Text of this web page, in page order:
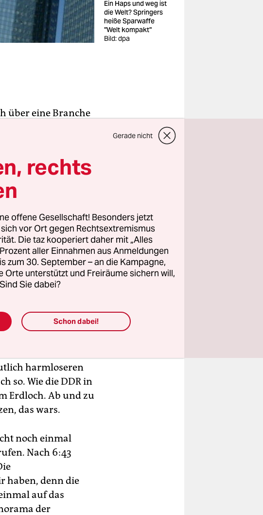
Ein Haps und weg ist
die Welt? Springers
heiße Sparwaffe
"Welt kompakt"
Bild: dpa
über eine Branche
mehr wird, Wirt
vermelden: Wer
Die Weltist oder das
nicht bestätigt
toll nach
"Turbo", quasi.
ihre
U-Bahn-
Am Papier
undWelt kompakt
harmloseren
so. Wie die DDR in
Erdloch. Ab und zu
das wars.
noch einmal
Nach 6:43
haben, denn die
auf das
der
Gerade nicht
rechts
offene Gesellschaft! Besonders jetzt
vor Ort gegen Rechtsextremismus
Die taz kooperiert daher mit „Alles
aller Einnahmen aus Anmeldungen
zum 30. September – an die Kampagne,
Orte unterstützt und Freiräume sichern will,
Sie dabei?
Schon dabei!